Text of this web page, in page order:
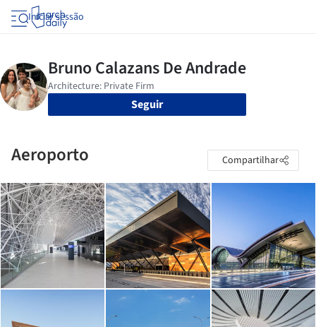
Iniciar sessão
Seguir
Aeroporto Compartilhar